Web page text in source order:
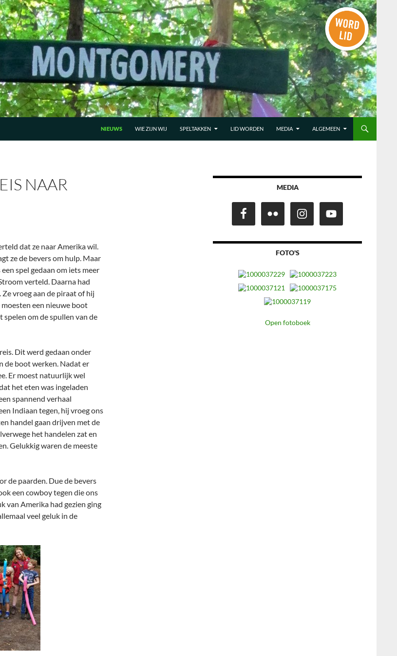
NIEUWS
WIE ZIJN WIJ SPELTAKKEN LID WORDEN MEDIA ALGEMEEN
NAAR
dat ze naar Amerika wil.
ze de bevers om hulp. Maar
spel gedaan om iets meer
verteld. Daarna had
vroeg aan de piraat of hij
een nieuwe boot
om de spullen van de
Dit werd gedaan onder
de boot werken. Nadat er
Er moest natuurlijk wel
het eten was ingeladen
spannend verhaal
Indiaan tegen, hij vroeg ons
handel gaan drijven met de
het handelen zat en
Gelukkig waren de meeste
de paarden. Due de bevers
een cowboy tegen die ons
van Amerika had gezien ging
veel geluk in de
MEDIA
FOTO'S
Open fotoboek